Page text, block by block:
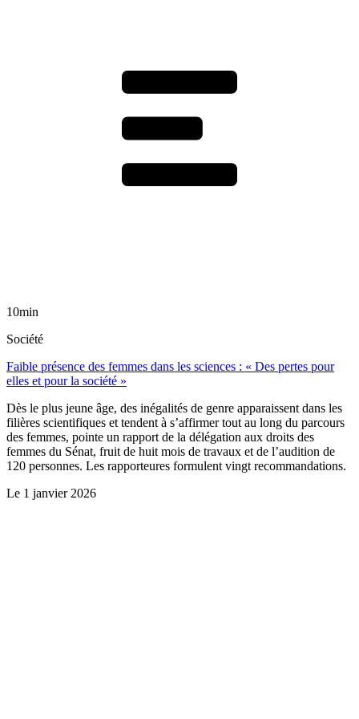
10min
Société
Faible présence des femmes dans les sciences : « Des pertes pour
elles et pour la société »
Dès le plus jeune âge, des inégalités de genre apparaissent dans les
filières scientifiques et tendent à s’affirmer tout au long du parcours
des femmes, pointe un rapport de la délégation aux droits des
femmes du Sénat, fruit de huit mois de travaux et de l’audition de
120 personnes. Les rapporteures formulent vingt recommandations.
Le 1 janvier 2026